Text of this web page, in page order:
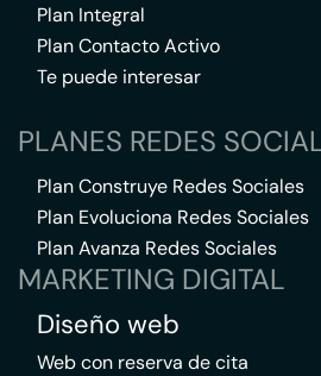
Plan Integral
Plan Contacto Activo
Te puede interesar
PLANES REDES
Plan Construye Redes Sociales
Plan Evoluciona Redes Sociales
Plan Avanza Redes Sociales
MARKETING DIGITAL
Diseño web
Web con reserva de cita